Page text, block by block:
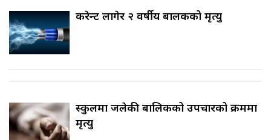
करेन्ट लागेर २ वर्षीय बालकको मृत्यु
स्कुलमा जलेकी बालिकको उपचारको क्रममा
मृत्यु